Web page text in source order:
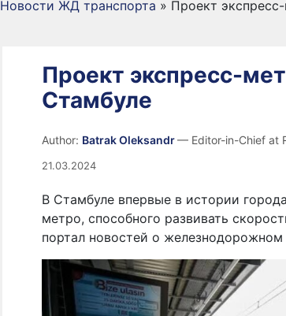
Новости ЖД транспорта » Проект
Проект экспресс-
Стамбуле
Author: Batrak Oleksandr— Editor-in-Chief at
21.03.2024
В Стамбуле впервые в истории
метро, способного развивать
портал новостей о железнодорожном